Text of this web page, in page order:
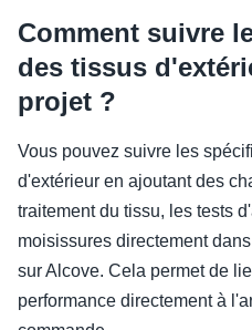
Comment suivre
des tissus
projet ?
Vous pouvez suivre les
d'extérieur en ajoutant des
traitement du tissu, les tests
moisissures directement
sur Alcove. Cela permet de
performance directement à